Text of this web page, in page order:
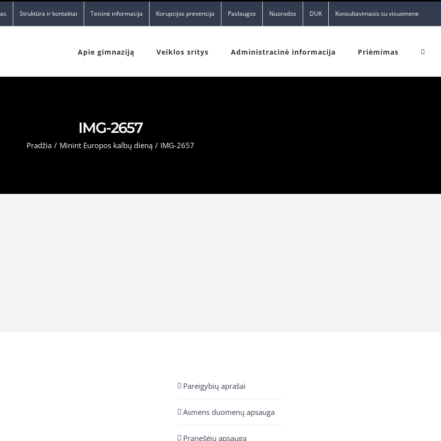
Struktūra ir kontaktai Teisinė informacija Korupcijos prevencija Paslaugos Nuorodos DUK Konsultavimasis su visuomene
Apie gimnaziją Veiklos sritys Administracinė informacija Priėmimas
IMG-2657
Pradžia / Minint Europos kalbų dieną / IMG-2657
Pareigybių aprašai
Asmens duomenų apsauga
Pranešėjų apsauga